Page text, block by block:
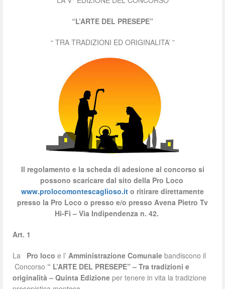
“L’ARTE DEL PRESEPE”
“ TRA TRADIZIONI ED ORIGINALITA’ ”
Il regolamento e la scheda di adesione al concorso si
possono scaricare dal sito della Pro Loco
www.prolocomontescaglioso.it o ritirare direttamente
presso la Pro Loco o presso e/o presso Avena Pietro Tv
Hi-Fi – Via Indipendenza n. 42.
Art. 1
La Pro loco e l’Amministrazione Comunalebandiscono il
Concorso “ L’ARTE DEL PRESEPE” – Tra tradizioni e
originalità – Quinta Edizione per tenere in vita la tradizione